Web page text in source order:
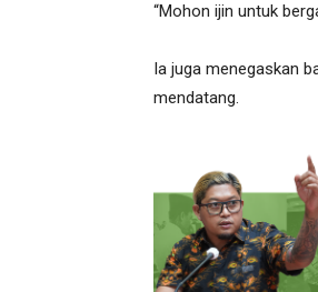
“Mohon ijin untuk
Ia juga menegaskan
mendatang.